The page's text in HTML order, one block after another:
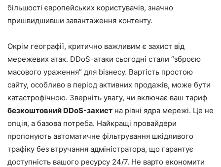
більшості європейських користувачів, значно
пришвидшивши завантаження контенту.
Окрім географії, критично важливим є захист від
мережевих атак. DDoS-атаки сьогодні стали “зброєю
масового ураження” для bізнесу. Вартість простою
сайту, особливо в період активних продажів, може бути
катастрофічною. Зверніть увагу, чи включає ваш тариф
безкоштовний DDoS-захист на рівні ядра мережі. Це не
опція, а базова потреба. Найкращі провайдери
пропонують автоматичне фільтрування шкідливого
трафіку без втручання адміністратора, що гарантує
доступність вашого ресурсу 24/7. Не варто економити